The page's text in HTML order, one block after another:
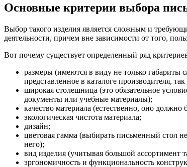
Основные критерии выбора
Выбор такого изделия является сложным и
деятельности, причем вне зависимости от того,
Вот почему существует определенный ряд
размеры (имеются в виду не только габариты
представленное в каталоге производителя,
широкая столешница (это обязательное
документы или учебные материалы);
качество материала (естественно, оно
экологическая чистота материала;
дизайн;
цветовая гамма (выбирать письменный стол
него);
вид изделия (учитывая большой ассортимент
эргономичность и функциональность